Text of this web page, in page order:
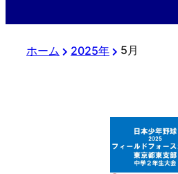
ホーム 2025年 5月